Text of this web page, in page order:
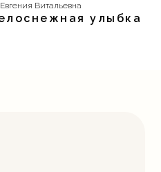
Витальевна
улыбка